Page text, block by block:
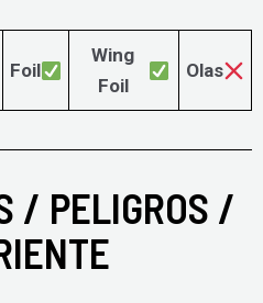
Foil
Wing
Foil
Olas
/ PELIGROS /